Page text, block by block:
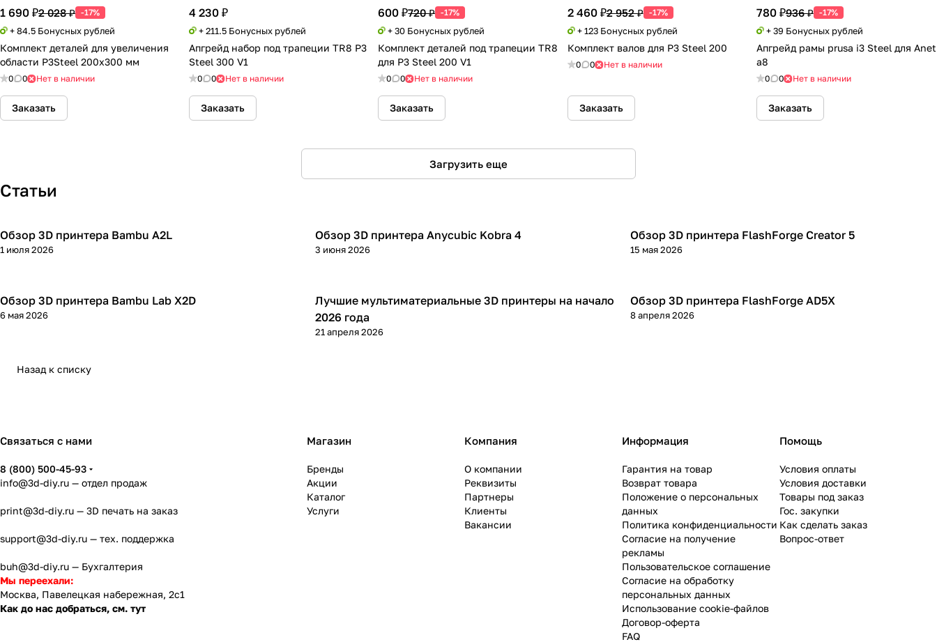
1 690 ₽2 028 ₽ -17%
+ 84.5 Бонусных рублей
Комплект деталей для увеличения
области P3Steel 200x300 мм
0 0 Нет в наличии
Заказать
4 230 ₽
+ 211.5 Бонусных рублей
Апгрейд набор под трапеции TR8 P3
Steel 300 V1
0 0 Нет в наличии
Заказать
600 ₽720 ₽ -17%
+ 30 Бонусных рублей
Комплект деталей под трапеции TR8
для P3 Steel 200 V1
0 0 Нет в наличии
Заказать
2 460 ₽2 952 ₽ -17%
+ 123 Бонусных рублей
Комплект валов для P3 Steel 200
0 0 Нет в наличии
Заказать
780 ₽936 ₽ -17%
+ 39 Бонусных рублей
Апгрейд рамы prusa i3 Steel для Anet
a8
0 0 Нет в наличии
Заказать
Загрузить еще
Статьи
3D принтеры
Обзор 3D принтера Bambu A2L
1 июля 2026
3D принтеры
Обзор 3D принтера Anycubic Kobra 4
3 июня 2026
3D принтеры
Обзор 3D принтера FlashForge Creator 5
15 мая 2026
3D принтеры
Обзор 3D принтера Bambu Lab X2D
6 мая 2026
3D принтеры
Лучшие мультиматериальные 3D принтеры на начало
2026 года
21 апреля 2026
3D принтеры
Обзор 3D принтера FlashForge AD5X
8 апреля 2026
Назад к списку
Связаться с нами
8 (800) 500-45-93
info@3d-diy.ru — отдел продаж
print@3d-diy.ru — 3D печать на заказ
support@3d-diy.ru — тех. поддержка
buh@3d-diy.ru — Бухгалтерия
Мы переехали:
Москва, Павелецкая набережная, 2с1
Как до нас добраться, см. тут
Магазин
Бренды
Акции
Каталог
Услуги
Компания
О компании
Реквизиты
Партнеры
Клиенты
Вакансии
Информация
Гарантия на товар
Возврат товара
Положение о персональных
данных
Политика конфиденциальности
Согласие на получение
рекламы
Пользовательское соглашение
Согласие на обработку
персональных данных
Использование cookie-файлов
Договор-оферта
FAQ
Помощь
Условия оплаты
Условия доставки
Товары под заказ
Гос. закупки
Как сделать заказ
Вопрос-ответ